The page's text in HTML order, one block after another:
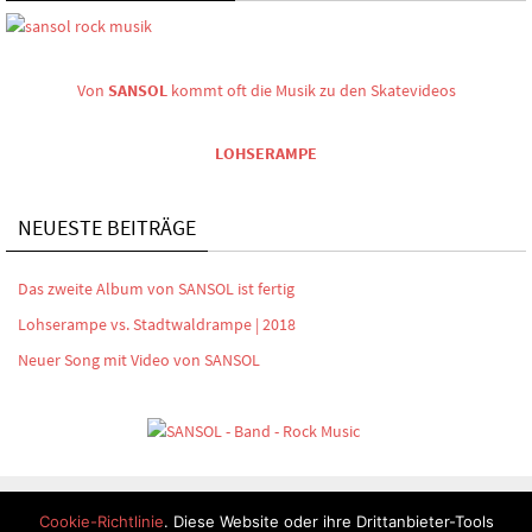
Von SANSOLkommt oft die Musik zu den Skatevideos
LOHSERAMPE
NEUESTE BEITRÄGE
Das zweite Album von SANSOL ist fertig
Lohserampe vs. Stadtwaldrampe | 2018
Neuer Song mit Video von SANSOL
Cookie-Richtlinie. Diese Website oder ihre Drittanbieter-Tools